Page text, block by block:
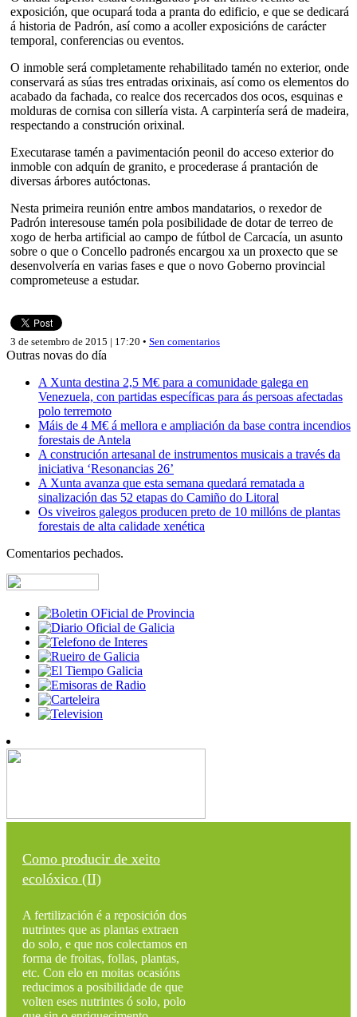
exposición, que ocupará toda a pranta do edificio, e que se dedicará
á historia de Padrón, así como a acoller exposicións de carácter
temporal, conferencias ou eventos.
O inmoble será completamente rehabilitado tamén no exterior, onde
conservará as súas tres entradas orixinais, así como os elementos do
acabado da fachada, co realce dos recercados dos ocos, esquinas e
molduras de cornisa con sillería vista. A carpintería será de madeira,
respectando a construción orixinal.
Executarase tamén a pavimentación peonil do acceso exterior do
inmoble con adquín de granito, e procederase á prantación de
diversas árbores autóctonas.
Nesta primeira reunión entre ambos mandatarios, o rexedor de
Padrón interesouse tamén pola posibilidade de dotar de terreo de
xogo de herba artificial ao campo de fútbol de Carcacía, un asunto
sobre o que o Concello padronés encargou xa un proxecto que se
desenvolvería en varias fases e que o novo Goberno provincial
comprometeuse a estudar.
3 de setembro de 2015 | 17:20 • Sen comentarios
Outras novas do día
A Xunta destina 2,5 M€ para a comunidade galega en
Venezuela, con partidas específicas para ás persoas afectadas
polo terremoto
Máis de 4 M€ á mellora e ampliación da base contra incendios
forestais de Antela
A construción artesanal de instrumentos musicais a través da
iniciativa ‘Resonancias 26’
A Xunta avanza que esta semana quedará rematada a
sinalización das 52 etapas do Camiño do Litoral
Os viveiros galegos producen preto de 10 millóns de plantas
forestais de alta calidade xenética
Comentarios pechados.
Como producir de xeito
ecolóxico (II)
A fertilización é a reposición dos
nutrintes que as plantas extraen
do solo, e que nos colectamos en
forma de froitas, follas, plantas,
etc. Con elo en moitas ocasións
reducimos a posibilidade de que
volten eses nutrintes ó solo, polo